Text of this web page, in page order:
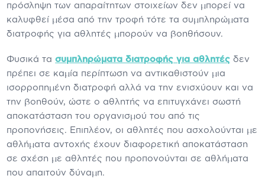
πρόσληψη των απαραίτητων στοιχείων δεν μπορεί να
καλυφθεί μέσα από την τροφή τότε τα συμπληρώματα
διατροφής για αθλητές μπορούν να βοηθήσουν.
Φυσικά τασυμπληρώματα διατροφής για αθλητές δεν
πρέπει σε καμία περίπτωση να αντικαθιστούν μια
ισορροπημένη διατροφή αλλά να την ενισχύουν και να
την βοηθούν, ώστε ο αθλητής να επιτυγχάνει σωστή
αποκατάσταση του οργανισμού του από τις
προπονήσεις. Επιπλέον, οι αθλητές που ασχολούνται με
αθλήματα αντοχής έχουν διαφορετική αποκατάσταση
σε σχέση με αθλητές που προπονούνται σε αθλήματα
που απαιτούν δύναμη.